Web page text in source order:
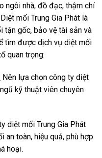
ngôi nhà, đồ đạc, thậm chí
mối Trung Gia Phát là
tận gốc, bảo vệ tài sản và
tìm được dịch vụ diệt mối
quan trọng:
Nên lựa chọn công ty diệt
kỹ thuật viên chuyên
diệt mối Trung Gia Phát
toàn, hiệu quả, phù hợp
hoại.